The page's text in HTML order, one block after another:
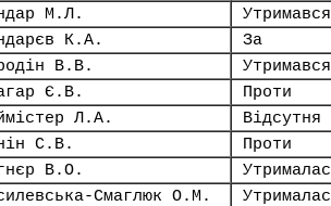
М.Л.
Утримався
К.А.
За
В.В.
Утримався
Є.В.
Проти
Л.А.
Відсутня
С.В.
Проти
В.О.
Смаглюк О.М.